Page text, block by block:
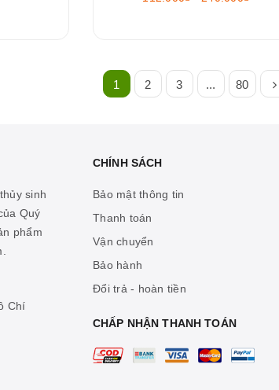
1 2 3 ... 80
sinh
Quý
phẩm
Chí
CHÍNH SÁCH
Bảo mật thông tin
Thanh toán
Vận chuyển
Bảo hành
Đổi trả - hoàn tiền
CHẤP NHẬN THANH TOÁN